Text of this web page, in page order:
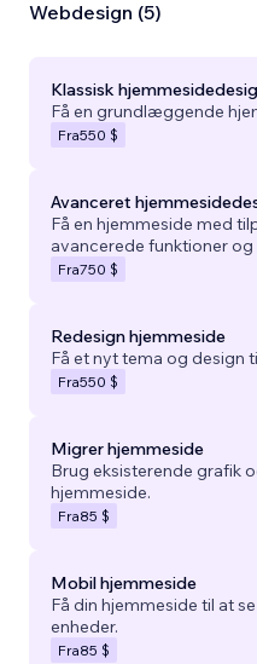
Webdesign (5)
Klassisk
Få en grundlæggende
Fra550 $
Avanceret
Få en hjemmeside med
avancerede funktioner og
Fra750 $
Redesign hjemmeside
Få et nyt tema og design
Fra550 $
Migrer hjemmeside
Brug eksisterende grafik
hjemmeside.
Fra85 $
Mobil hjemmeside
Få din hjemmeside til at
enheder.
Fra85 $